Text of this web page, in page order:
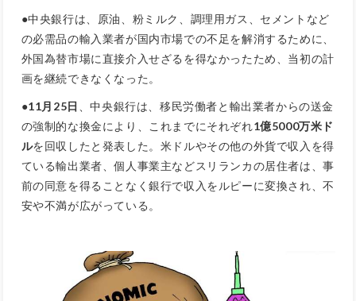
●中央銀行は、原油、粉ミルク、調理用ガス、セメントなど
の必需品の輸入業者が国内市場での不足を解消するために、
外国為替市場に直接介入せざるを得なかったため、当初の計
画を継続できなくなった。
●11月25日
、中央銀行は、移民労働者と輸出業者からの送金
の強制的な換金により、これまでにそれぞれ1億5000万米ド
ルを回収したと発表した。米ドルやその他の外貨で収入を得
ている輸出業者、個人事業主などスリランカの居住者は、事
前の同意を得ることなく銀行で収入をルピーに変換され、不
安や不満が広がっている。